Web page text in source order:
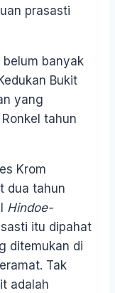
prasasti
belum banyak
Bukit
yang
tahun
Krom
dua tahun
Hindoe-
itu dipahat
ditemukan di
Tak
adalah